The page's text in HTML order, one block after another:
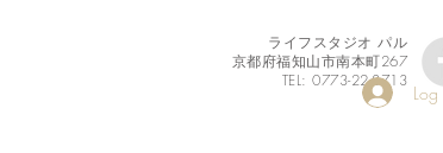
ライフスタジオ パル
京都府福知山市南本町267
TEL: 0773-22-8713
Log